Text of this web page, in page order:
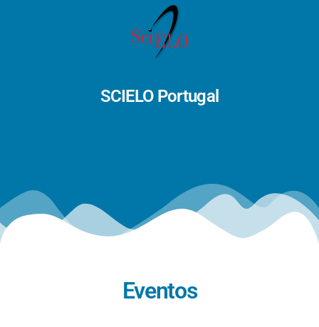
SCIELO Portugal
Eventos